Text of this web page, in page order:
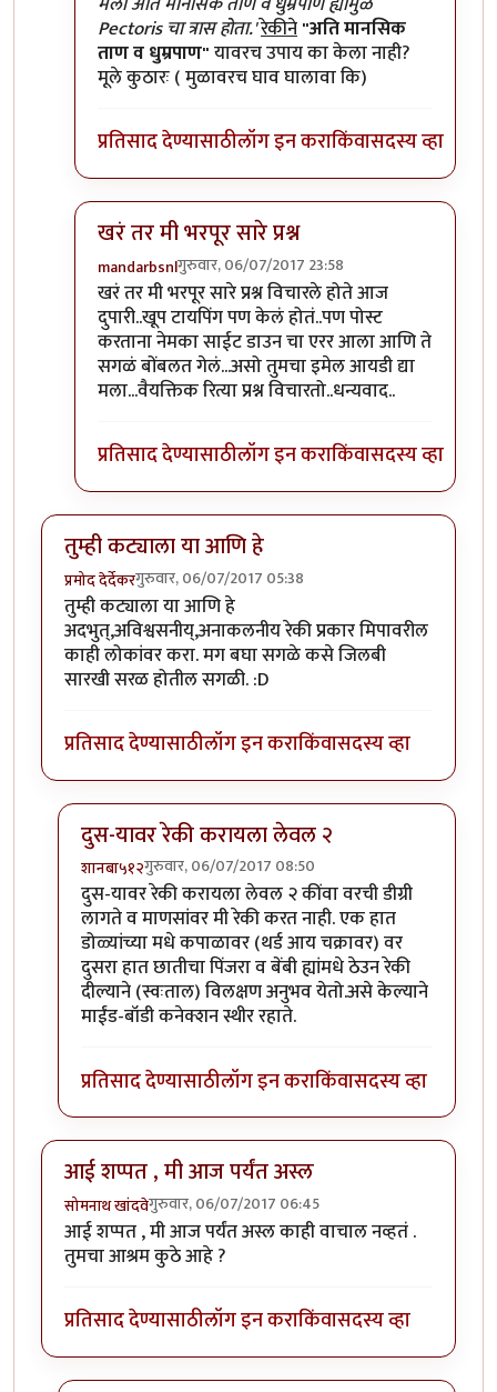
Pectoris चा त्रास होता.' रेकीने"अति मानसिक
ताण व धुम्रपाण"यावरच उपाय का केला नाही?
मूले कुठारः ( मुळावरच घाव घालावा कि)
प्रतिसाद देण्यासाठीलॉग इन कराकिंवासदस्य व्हा
खरं तर मी भरपूर सारे प्रश्न
mandarbsnlगुरुवार, 06/07/2017 23:58
In reply toहा लेख वाचल्यावर कुतुहलby
खरं तर मी भरपूर सारे प्रश्न विचारले होते आज
दुपारी..खूप टायपिंग पण केलं होतं..पण पोस्ट
करताना नेमका साईट डाउन चा एरर आला आणि ते
सगळं बोंबलत गेलं...असो तुमचा इमेल आयडी द्या
मला...वैयक्तिक रित्या प्रश्न विचारतो..धन्यवाद..
प्रतिसाद देण्यासाठीलॉग इन कराकिंवासदस्य व्हा
तुम्ही कट्याला या आणि हे
प्रमोद देर्देकरगुरुवार, 06/07/2017 05:38
तुम्ही कट्याला या आणि हे
अदभुत्,अविश्वसनीय्,अनाकलनीय रेकी प्रकार मिपावरील
काही लोकांवर करा. मग बघा सगळे कसे जिलबी
सारखी सरळ होतील सगळी. :D
प्रतिसाद देण्यासाठीलॉग इन कराकिंवासदस्य व्हा
दुस-यावर रेकी करायला लेवल २
शानबा५१२गुरुवार, 06/07/2017 08:50
In reply toतुम्ही कट्याला या आणि हेbyप्रमोद देर्देकर
दुस-यावर रेकी करायला लेवल २ कींवा वरची डीग्री
लागते व माणसांवर मी रेकी करत नाही. एक हात
डोळ्यांच्या मधे कपाळावर (थर्ड आय चक्रावर) वर
दुसरा हात छातीचा पिंजरा व बेंबी ह्यांमधे ठेउन रेकी
दील्याने (स्वःताल) विलक्षण अनुभव येतो.असे केल्याने
माईंड-बॉडी कनेक्शन स्थीर रहाते.
प्रतिसाद देण्यासाठीलॉग इन कराकिंवासदस्य व्हा
आई शप्पत , मी आज पर्यंत अस्ल
सोमनाथ खांदवेगुरुवार, 06/07/2017 06:45
आई शप्पत , मी आज पर्यंत अस्ल काही वाचाल नव्हतं .
तुमचा आश्रम कुठे आहे ?
प्रतिसाद देण्यासाठीलॉग इन कराकिंवासदस्य व्हा